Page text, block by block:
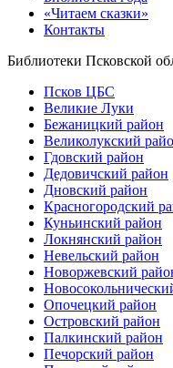
«Читаем сказки»
Контакты
Библиотеки Псковской
Псков ЦБС
Великие Луки
Бежаницкий район
Великолукский
Гдовский район
Дедовичский район
Дновский район
Красногородский
Куньинский район
Локнянский район
Невельский район
Новоржевский
Опочецкий район
Островский район
Палкинский район
Печорский район